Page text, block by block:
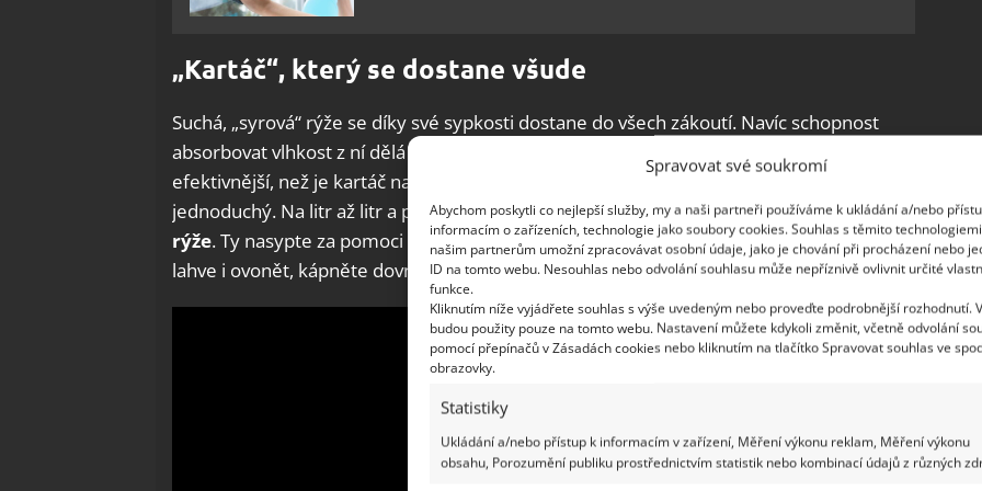
Spravovat své soukromí
Abychom poskytli co nejlepší služby, my a naši partneři používáme k ukládání a/nebo
informacím o zařízeních, technologie jako soubory cookies. Souhlas s těmito
našim partnerům umožní zpracovávat osobní údaje, jako je chování při procházení nebo
ID na tomto webu. Nesouhlas nebo odvolání souhlasu může nepříznivě ovlivnit určité
funkce.
Kliknutím níže vyjádřete souhlas s výše uvedeným nebo proveďte podrobnější rozhodnutí.
budou použity pouze na tomto webu. Nastavení můžete kdykoli změnit, včetně odvolání
pomocí přepínačů v Zásadách cookies nebo kliknutím na tlačítko Spravovat souhlas ve
obrazovky.
Statistiky
Ukládání a/nebo přístup k informacím v zařízení, Měření výkonu reklam, Měření výkonu
obsahu, Porozumění publiku prostřednictvím statistik nebo kombinací údajů z různých
„Kartáč“, který se dostane všude
Suchá, „syrová“ rýže se díky své sypkosti dostane do všech zákoutí. Navíc schopnost
absorbovat vlhkost z ní dělá efektivní čistič, který si poradí se vším. Dokonce
efektivnější, než je kartáč na lahve, jak podotýká portál Smakosze. Postup je přitom
jednoduchý. Na litr až litr a půl velkou lahev vámbudou stačit dvě polévkové lžíce
rýže. Ty nasypte za pomoci trychtýře do lahve a přidejte teplou vodu. Chcete-li vnitřek
lahve i ovonět, kápněte dovnitř i trochu mycího prostředku na nádobí.